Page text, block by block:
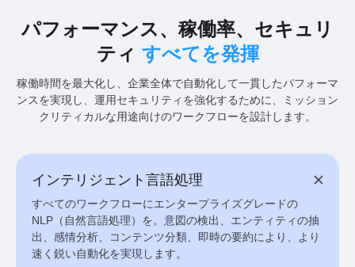
パフォーマンス、稼働率、セキュリ
ティ すべてを発揮
稼働時間を最大化し、企業全体で自動化して一貫したパフォーマ
ンスを実現し、運用セキュリティを強化するために、ミッション
クリティカルな用途向けのワークフローを設計します。
インテリジェント言語処理
すべてのワークフローにエンタープライズグレードの
NLP（自然言語処理）を。意図の検出、エンティティの抽
出、感情分析、コンテンツ分類、即時の要約により、より
速く鋭い自動化を実現します。